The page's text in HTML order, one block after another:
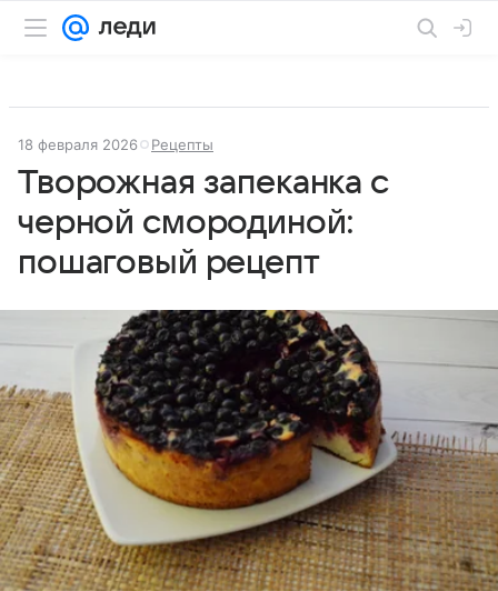
18 февраля 2026 Рецепты
Творожная запеканка с
черной смородиной:
пошаговый рецепт